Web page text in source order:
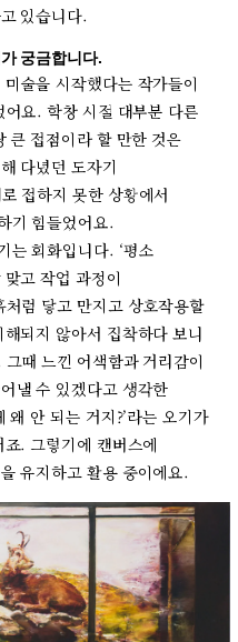
있습니다.
궁금합니다.
술을 시작했다는 작가들이
요. 학창 시절 대부분 다른
큰 접점이라 할 만한 것은
다녔던 도자기
접하지 못한 상황에서
기 힘들었어요.
는 회화입니다. ‘평소
고 작업 과정이
처럼 닿고 만지고 상호작용할
되지 않아서 집착하다 보니
때 느낀 어색함과 거리감이
낼 수 있겠다고 생각한
왜 안 되는 거지?’라는 오기가
. 그렇기에 캔버스에
유지하고 활용 중이에요.